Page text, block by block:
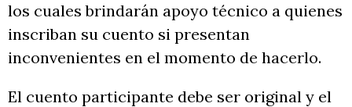
los cuales brindarán apoyo técnico a quienes
inscriban su cuento si presentan
inconvenientes en el momento de hacerlo.
El cuento participante debe ser original y el